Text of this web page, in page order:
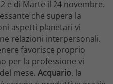
e di Marte il 24 novembre.
che supera la
aspetti planetari vi
relazioni interpersonali,
favorisce proprio
per la professione vi
mese. Acquario, la